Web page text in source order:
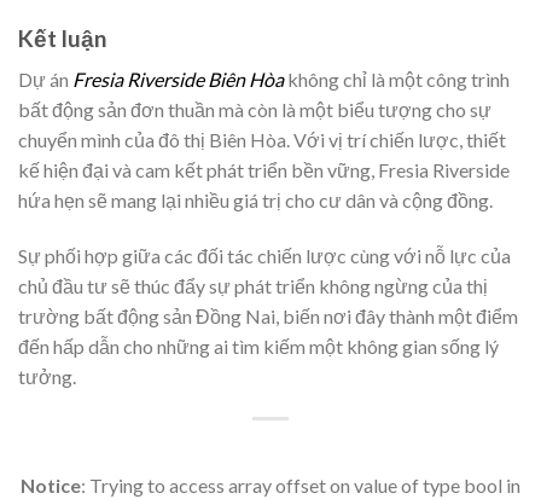
Kết luận
Dự án Fresia Riverside Biên Hòakhông chỉ là một công trình
bất động sản đơn thuần mà còn là một biểu tượng cho sự
chuyển mình của đô thị Biên Hòa. Với vị trí chiến lược, thiết
kế hiện đại và cam kết phát triển bền vững, Fresia Riverside
hứa hẹn sẽ mang lại nhiều giá trị cho cư dân và cộng đồng.
Sự phối hợp giữa các đối tác chiến lược cùng với nỗ lực của
chủ đầu tư sẽ thúc đẩy sự phát triển không ngừng của thị
trường bất động sản Đồng Nai, biến nơi đây thành một điểm
đến hấp dẫn cho những ai tìm kiếm một không gian sống lý
tưởng.
Notice: Trying to access array offset on value of type bool in